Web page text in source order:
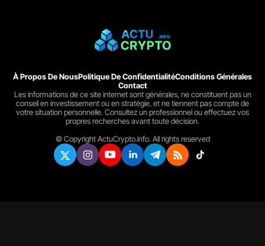
À Propos De NousPolitique De ConfidentialitéConditions Générales
Contact
Les informations de ce site internet sont générales, ne constituent pas un
conseil en investissement ou en stratégie, et ne tiennent pas compte de
votre situation personnelle. Consultez un professionnel ou effectuez vos
propres recherches avant toute décision.
© Copyright ActuCrypto.info. All rights reserved